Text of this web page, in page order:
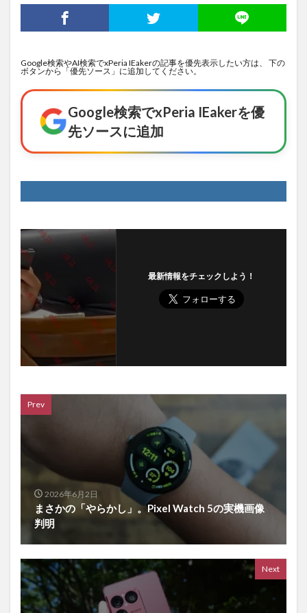
Google検索やAI検索でxPeria IEakerの記事を優先表示したい方は、 下の
ボタンから「優先ソース」に追加してください。
Google検索でxPeria IEakerを優
先ソースに追加
最新情報をチェックしよう！
Prev
2026年6月2日
まさかの「やらかし」。Pixel Watch 5の実機画像
判明
Next